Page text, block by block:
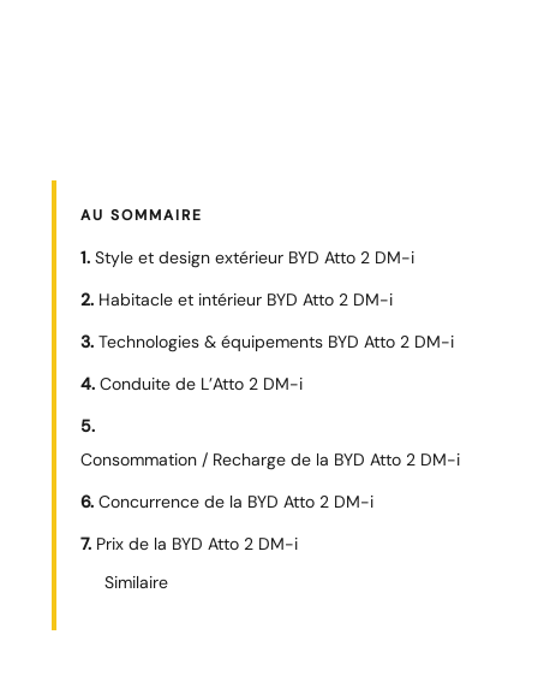
AU SOMMAIRE
Style et design extérieur BYD Atto 2 DM-i
Habitacle et intérieur BYD Atto 2 DM-i
Technologies & équipements BYD Atto 2 DM-i
Conduite de L’Atto 2 DM-i
Consommation / Recharge de la BYD Atto 2 DM-i
Concurrence de la BYD Atto 2 DM-i
Prix de la BYD Atto 2 DM-i
Similaire